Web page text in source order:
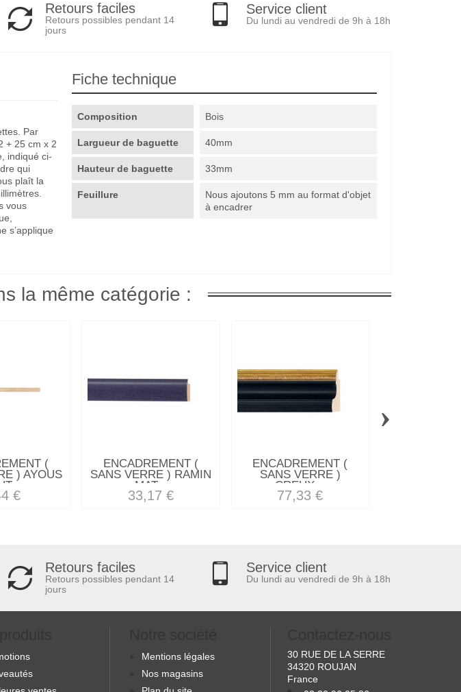
Retours faciles
Retours possibles pendant 14
jours
Service client
Du lundi au vendredi de 9h à 18h
Par
+ 25 cm x 2
indiqué ci-
qui
plaît la
vous
s’applique
Fiche technique
Composition Bois
Largueur de baguette 40mm
Hauteur de baguette 33mm
Feuillure
Nous ajoutons 5 mm au format d'objet
à encadrer
la même catégorie :
(
) AYOUS
€
ENCADREMENT (
SANS VERRE ) RAMIN
MAT...
33,17 €
ENCADREMENT (
SANS VERRE )
CREUX...
77,33 €
›
Retours faciles
Retours possibles pendant 14
jours
Service client
Du lundi au vendredi de 9h à 18h
Mentions légales
Nos magasins
30 RUE DE LA SERRE
34320 ROUJAN
France